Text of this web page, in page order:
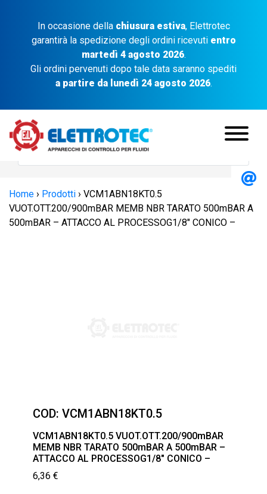
In occasione della chiusura estiva, Elettrotec
garantirà la spedizione degli ordini ricevuti entro
martedì 4 agosto 2026.
Gli ordini pervenuti dopo tale data saranno spediti
a partire da lunedì 24 agosto 2026.
Home › Prodotti › VCM1ABN18KT0.5
VUOT.OTT.200/900mBAR MEMB NBR TARATO 500mBAR A
500mBAR – ATTACCO AL PROCESSOG1/8″ CONICO –
COD: VCM1ABN18KT0.5
VCM1ABN18KT0.5 VUOT.OTT.200/900mBAR
MEMB NBR TARATO 500mBAR A 500mBAR –
ATTACCO AL PROCESSOG1/8″ CONICO –
6,36 €